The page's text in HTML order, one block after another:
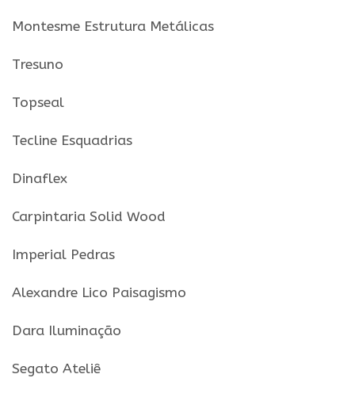
Montesme Estrutura Metálicas
Tresuno
Topseal
Tecline Esquadrias
Dinaflex
Carpintaria Solid Wood
Imperial Pedras
Alexandre Lico Paisagismo
Dara Iluminação
Segato Ateliê